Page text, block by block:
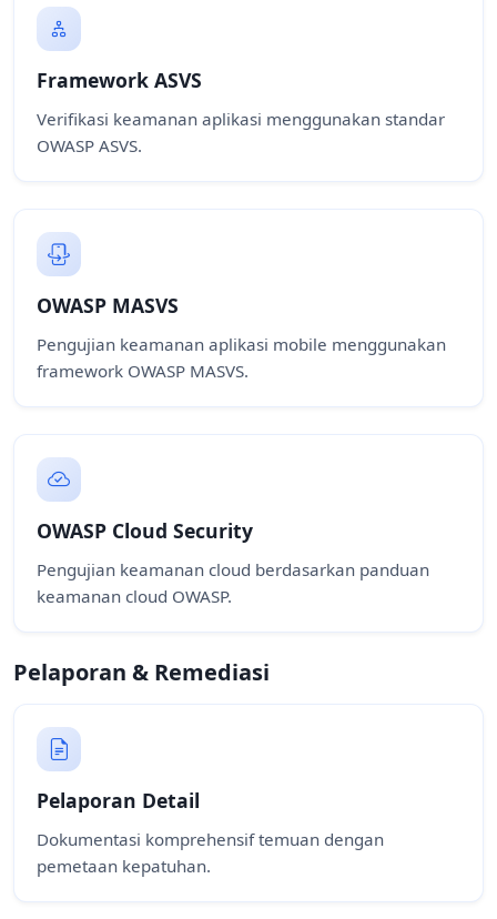
Framework ASVS
Verifikasi keamanan aplikasi menggunakan standar
OWASP ASVS.
OWASP MASVS
Pengujian keamanan aplikasi mobile menggunakan
framework OWASP MASVS.
OWASP Cloud Security
Pengujian keamanan cloud berdasarkan panduan
keamanan cloud OWASP.
Pelaporan & Remediasi
Pelaporan Detail
Dokumentasi komprehensif temuan dengan
pemetaan kepatuhan.